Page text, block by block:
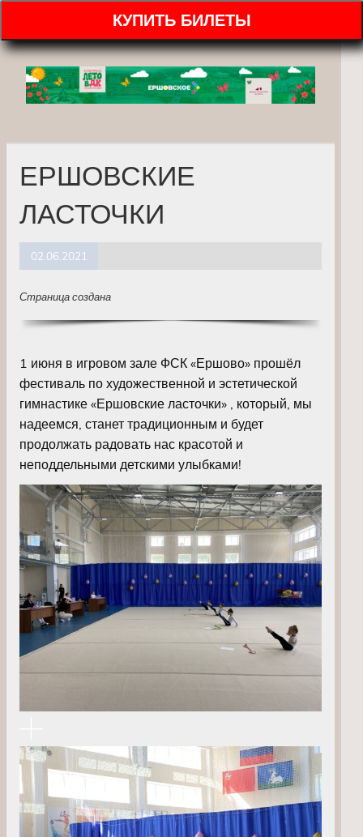
КУПИТЬ БИЛЕТЫ
ЕРШОВСКИЕ
ЛАСТОЧКИ
02.06.2021
Страница создана
1 июня в игровом зале ФСК «Ершово» прошёл
фестиваль по художественной и эстетической
гимнастике «Ершовские ласточки» , который, мы
надеемся, станет традиционным и будет
продолжать радовать нас красотой и
неподдельными детскими улыбками!